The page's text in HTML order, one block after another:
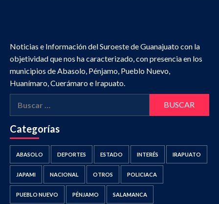
Noticias e Información del Suroeste de Guanajuato con la
objetividad que nos ha caracterizado, con presencia en los
municipios de Abasolo, Pénjamo, Pueblo Nuevo,
Huanímaro, Cuerámaro e Irapuato.
Categorías
ABASOLO DEPORTES ESTADO INTERÉS IRAPUATO
JAPAMI NACIONAL OTROS POLICIACA
PUEBLO NUEVO PÉNJAMO SALAMANCA